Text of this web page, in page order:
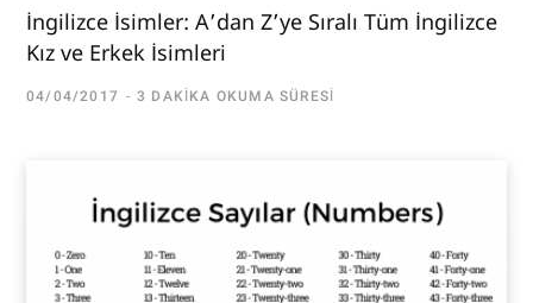
İngilizce İsimler: A’dan Z’ye Sıralı Tüm İngilizce
Kız ve Erkek İsimleri
04/04/2017 3 DAKIKA OKUMA SÜRESI